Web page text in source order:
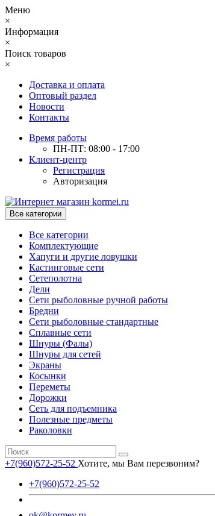
Меню
×
Информация
×
Поиск товаров
×
Доставка и оплата
Оптовый раздел
Новости
Контакты
Время работы
ПН-ПТ: 08:00 - 17:00
Клиент-центр
Регистрация
Авторизация
Все категории
Все категории
Комплектующие
Хапуги и другие ловушки
Кастинговые сети
Сетеполотна
Дели
Сети рыболовные ручной работы
Бредни
Сети рыболовные стандартные
Сплавные сети
Шнуры (Фалы)
Шнуры для сетей
Экраны
Косынки
Переметы
Дорожки
Сеть для подъемника
Полезные предметы
Раколовки
+7(960)572-25-52 Хотите, мы Вам перезвоним?
+7(960)572-25-52